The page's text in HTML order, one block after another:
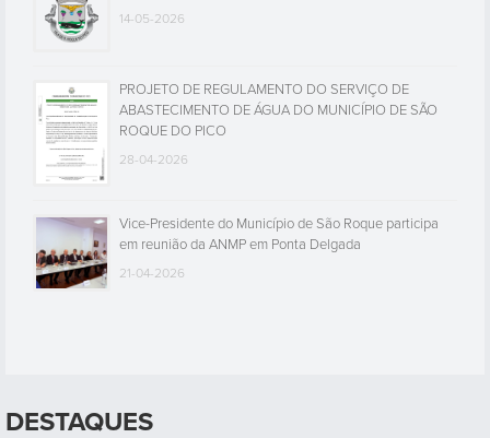
14-05-2026
PROJETO DE REGULAMENTO DO SERVIÇO DE
ABASTECIMENTO DE ÁGUA DO MUNICÍPIO DE SÃO
ROQUE DO PICO
28-04-2026
Vice-Presidente do Município de São Roque participa
em reunião da ANMP em Ponta Delgada
21-04-2026
DESTAQUES